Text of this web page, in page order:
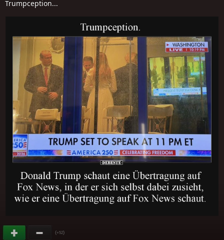
Trumpception...
(+52)